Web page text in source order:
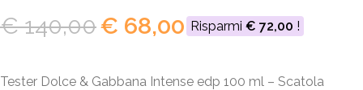
€140,00€ 68,00 Risparmi € 72,00 !
Tester Dolce & Gabbana Intense edp 100 ml – Scatola